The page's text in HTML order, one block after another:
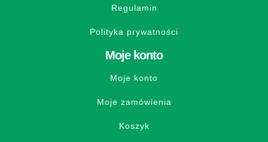
Regulamin
Polityka prywatności
Moje konto
Moje konto
Moje zamówienia
Koszyk